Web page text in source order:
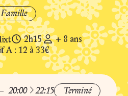
Famille
2h15
Durée du spectacle : 2h15
+ 8 ans
A : 12 à 33€
20:00 à22:15 Terminé